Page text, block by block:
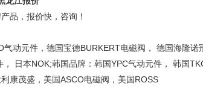
品，报价快，咨询！
气动元件，德国宝德BURKERT电磁阀，
德国海隆诺
日本NOK;韩国品牌：韩国YPC气动元件， 韩国
康茂盛，美国ASCO电磁阀，美国ROSS